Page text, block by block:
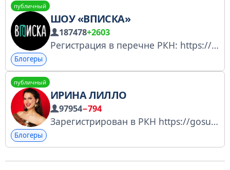
публичный
ШОУ «ВПИСКА»
187478+2603
Регистрация в перечне РКН: https://knd.gov.ru/license?id=676014546488485eace844d1&registryType=bloggersPermission меня зовут Вася Трунов, и я тот самый кучерявый из Вписки — вашего любимого интервью-канала на русском языке связь / реклама: @ivan_vpiska
Блогеры
публичный
ИРИНА ЛИЛЛО
97954−794
Зарегистрирован в РКН https://gosuslugi.ru/snet/6797a302eb984e68903178b8
Блогеры